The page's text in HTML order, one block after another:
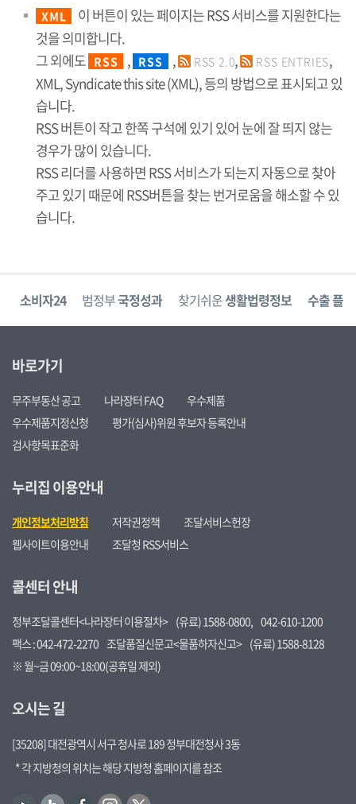
XML
이 버튼이 있는 페이지는 RSS 서비스를 지원한다는
것을 의미합니다.
그 외에도 RSS , RSS , RSS 2.0, RSS ENTRIES,
XML, Syndicate this site (XML), 등의 방법으로 표시되고 있
습니다.
RSS 버튼이 작고 한쪽 구석에 있기 있어 눈에 잘 띄지 않는
경우가 많이 있습니다.
RSS 리더를 사용하면 RSS 서비스가 되는지 자동으로 찾아
주고 있기 때문에 RSS버튼을 찾는 번거로움을 해소할 수 있
습니다.
소비자24 범정부국정성과 찾기쉬운생활법령정보 수출 플
바로가기
무주부동산 공고 나라장터 FAQ
우수제품
우수제품지정신청
평가(심사)위원 후보자 등록안내
검사항목표준화
누리집 이용안내
개인정보처리방침 저작권정책
조달서비스헌장
웹사이트이용안내
조달청 RSS서비스
콜센터 안내
정부조달콜센터<나라장터 이용절차> (유료) 1588-0800, 042-610-1200
팩스 : 042-472-2270 조달품질신문고<물품하자신고> (유료) 1588-8128
※ 월~금 09:00~18:00(공휴일 제외)
오시는 길
[35208] 대전광역시 서구 청사로 189 정부대전청사 3동
* 각 지방청의 위치는 해당 지방청 홈페이지를 참조